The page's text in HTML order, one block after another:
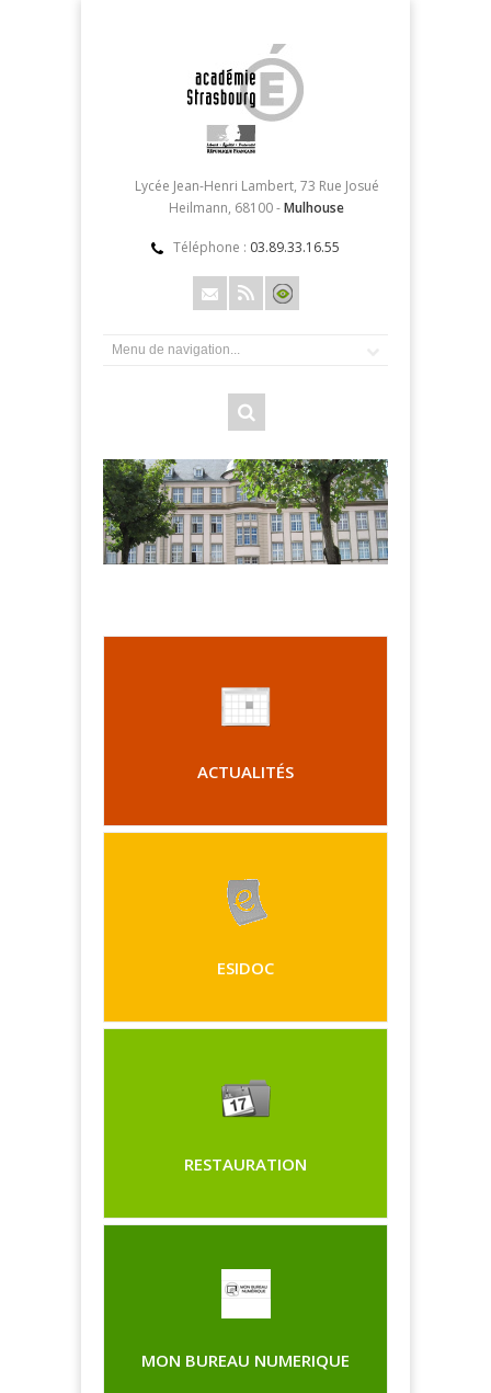
Lycée Jean-Henri Lambert, 73 Rue Josué
Heilmann, 68100 -Mulhouse
Téléphone : 03.89.33.16.55
ACTUALITÉS
ESIDOC
RESTAURATION
MON BUREAU NUMERIQUE